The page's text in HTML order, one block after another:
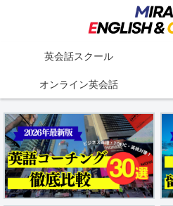
英会話スクール
オンライン英会話